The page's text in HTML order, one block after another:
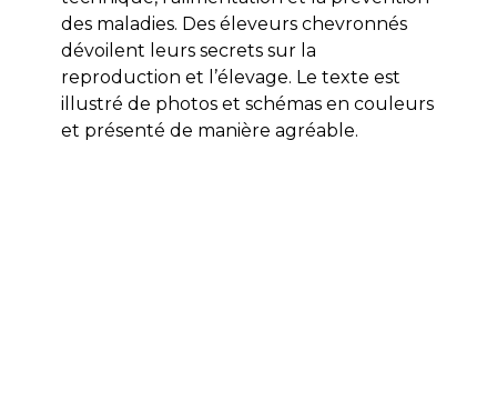
des maladies. Des éleveurs chevronnés
dévoilent leurs secrets sur la
reproduction et l’élevage. Le texte est
illustré de photos et schémas en couleurs
et présenté de manière agréable.